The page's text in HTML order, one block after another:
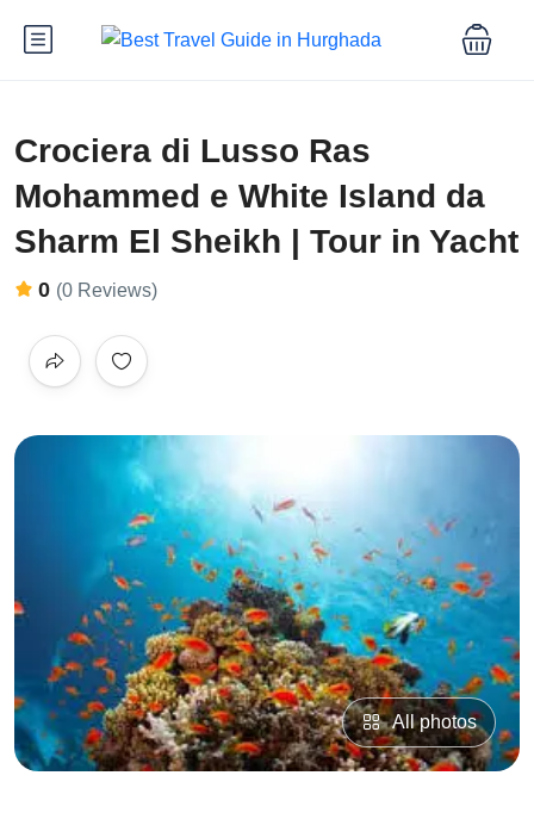
Crociera di Lusso Ras
Mohammed e White Island da
Sharm El Sheikh | Tour in Yacht
0 (0 Reviews)
All photos